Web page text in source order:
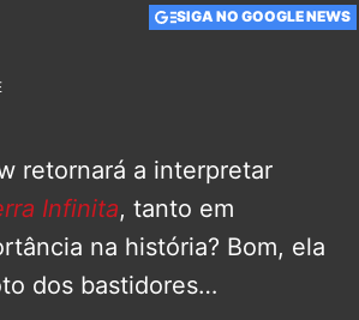
SIGA NO GOOGLE NEWS
retornará a interpretar
Infinita, tanto em
na história? Bom, ela
dos bastidores…